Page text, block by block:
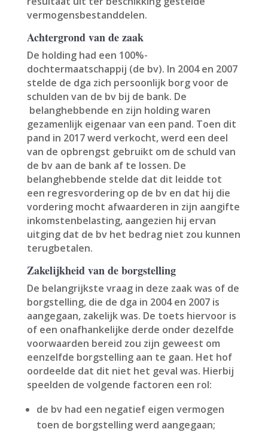
vermogensbestanddelen.
Achtergrond van de zaak
De holding had een 100%-
dochtermaatschappij (de bv). In 2004 en 2007
stelde de dga zich persoonlijk borg voor de
schulden van de bv bij de bank. De
belanghebbende en zijn holding waren
gezamenlijk eigenaar van een pand. Toen dit
pand in 2017 werd verkocht, werd een deel
van de opbrengst gebruikt om de schuld van
de bv aan de bank af te lossen. De
belanghebbende stelde dat dit leidde tot
een regresvordering op de bv en dat hij die
vordering mocht afwaarderen in zijn aangifte
inkomstenbelasting, aangezien hij ervan
uitging dat de bv het bedrag niet zou kunnen
terugbetalen.
Zakelijkheid van de borgstelling
De belangrijkste vraag in deze zaak was of de
borgstelling, die de dga in 2004 en 2007 is
aangegaan, zakelijk was. De toets hiervoor is
of een onafhankelijke derde onder dezelfde
voorwaarden bereid zou zijn geweest om
eenzelfde borgstelling aan te gaan. Het hof
oordeelde dat dit niet het geval was. Hierbij
speelden de volgende factoren een rol:
de bv had een negatief eigen vermogen
toen de borgstelling werd aangegaan;